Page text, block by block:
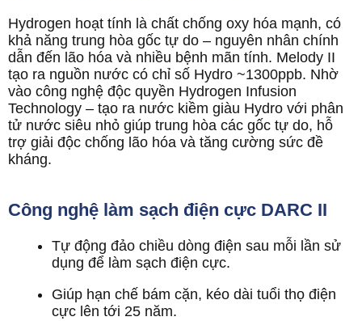
Hydrogen hoạt tính là chất chống oxy hóa mạnh, có
khả năng trung hòa gốc tự do – nguyên nhân chính
dẫn đến lão hóa và nhiều bệnh mãn tính. Melody II
tạo ra nguồn nước có chỉ số Hydro ~1300ppb. Nhờ
vào công nghệ độc quyền Hydrogen Infusion
Technology – tạo ra nước kiềm giàu Hydro với phân
tử nước siêu nhỏ giúp trung hòa các gốc tự do, hỗ
trợ giải độc chống lão hóa và tăng cường sức đề
kháng.
Công nghệ làm sạch điện cực DARC II
Tự động đảo chiều dòng điện sau mỗi lần sử
dụng để làm sạch điện cực.
Giúp hạn chế bám cặn, kéo dài tuổi thọ điện
cực lên tới 25 năm.